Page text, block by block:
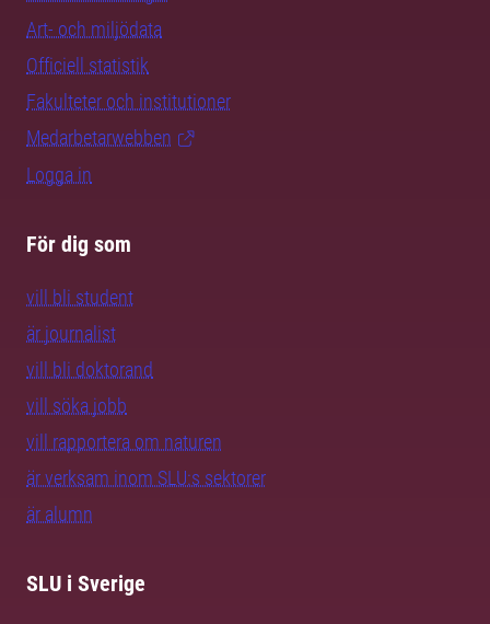
Art- och miljödata
Officiell statistik
Fakulteter och institutioner
Medarbetarwebben
Logga in
För dig som
vill bli student
är journalist
vill bli doktorand
vill söka jobb
vill rapportera om naturen
är verksam inom SLU:s sektorer
är alumn
SLU i Sverige